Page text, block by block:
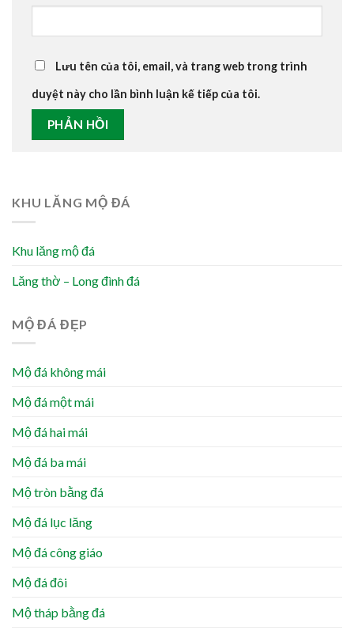
Lưu tên của tôi, email, và trang web trong trình
duyệt này cho lần bình luận kế tiếp của tôi.
KHU LĂNG MỘ ĐÁ
Khu lăng mộ đá
Lăng thờ – Long đình đá
MỘ ĐÁ ĐẸP
Mộ đá không mái
Mộ đá một mái
Mộ đá hai mái
Mộ đá ba mái
Mộ tròn bằng đá
Mộ đá lục lăng
Mộ đá công giáo
Mộ đá đôi
Mộ tháp bằng đá